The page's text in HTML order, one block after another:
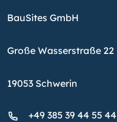
BauSites GmbH
Große Wasserstraße 22
19053 Schwerin
+49 385 39 44 55 44